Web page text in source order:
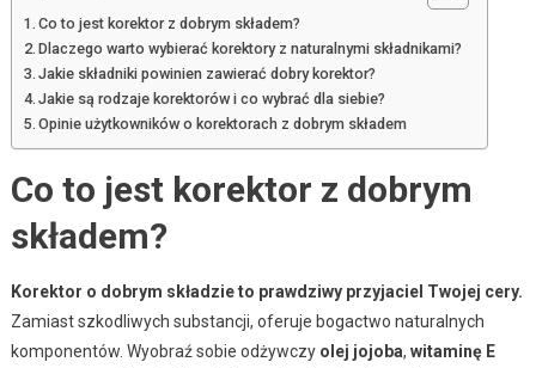
Co to jest korektor z dobrym składem?
Dlaczego warto wybierać korektory z naturalnymi składnikami?
Jakie składniki powinien zawierać dobry korektor?
Jakie są rodzaje korektorów i co wybrać dla siebie?
Opinie użytkowników o korektorach z dobrym składem
Co to jest korektor z dobrym
składem?
Korektor o dobrym składzie to prawdziwy przyjaciel Twojej cery.
Zamiast szkodliwych substancji, oferuje bogactwo naturalnych
komponentów. Wyobraź sobie odżywczy olej jojoba, witaminę E